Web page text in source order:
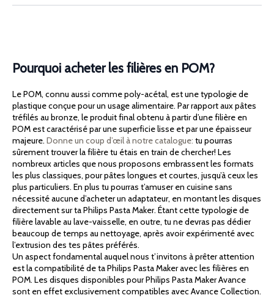
Pourquoi acheter les filières en POM?
Le POM, connu aussi comme poly-acétal, est une typologie de
plastique conçue pour un usage alimentaire. Par rapport aux pâtes
tréfilés au bronze, le produit final obtenu à partir d’une filière en
POM est caractérisé par une superficie lisse et par une épaisseur
majeure. Donne un coup d’œil à notre catalogue: tu pourras
sûrement trouver la filière tu étais en train de chercher! Les
nombreux articles que nous proposons embrassent les formats
les plus classiques, pour pâtes longues et courtes, jusqu’à ceux les
plus particuliers. En plus tu pourras t’amuser en cuisine sans
nécessité aucune d’acheter un adaptateur, en montant les disques
directement sur ta Philips Pasta Maker. Étant cette typologie de
filière lavable au lave-vaisselle, en outre, tu ne devras pas dédier
beaucoup de temps au nettoyage, après avoir expérimenté avec
l’extrusion des tes pâtes préférés.
Un aspect fondamental auquel nous t’invitons à prêter attention
est la compatibilité de ta Philips Pasta Maker avec les filières en
POM. Les disques disponibles pour Philips Pasta Maker Avance
sont en effet exclusivement compatibles avec Avance Collection.